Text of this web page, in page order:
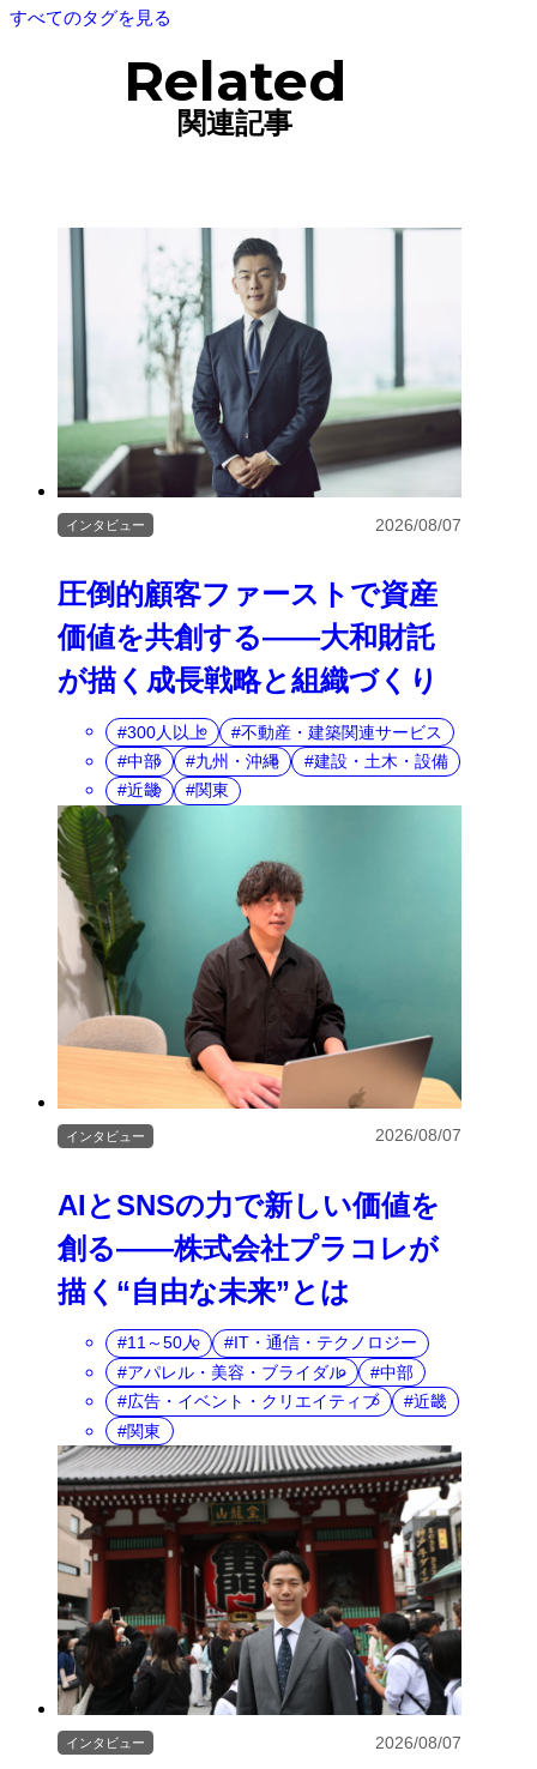
すべてのタグを見る
Related
関連記事
圧倒的顧客ファーストで資産
価値を共創する――大和財託
が描く成長戦略と組織づくり
インタビュー 2026/08/07
300人以上
不動産・建築関連サービス
中部
九州・沖縄
建設・土木・設備
近畿
関東
AIとSNSの力で新しい価値を
創る――株式会社プラコレが
描く“自由な未来”とは
インタビュー 2026/08/07
11～50人
IT・通信・テクノロジー
アパレル・美容・ブライダル
中部
広告・イベント・クリエイティブ
近畿
関東
インタビュー 2026/08/07